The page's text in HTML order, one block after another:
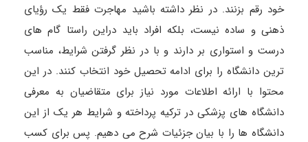
خود رقم بزنند. در نظر داشته باشید مهاجرت فقط یک رؤیای
ذهنی و ساده نیست، بلکه افراد باید دراین ‌راستا گام ‌های
درست و استواری بر دارند و با در نظر گرفتن شرایط، مناسب
‌ترین دانشگاه را برای ادامه تحصیل خود انتخاب کنند. در این
محتوا با ارائه اطلاعات مورد نیاز برای متقاضیان به معرفی
دانشگاه‌ های پزشکی در ترکیه پرداخته و شرایط هر یک از این
دانشگاه‌ ها را با بیان جزئیات شرح می ‌دهیم. پس برای کسب